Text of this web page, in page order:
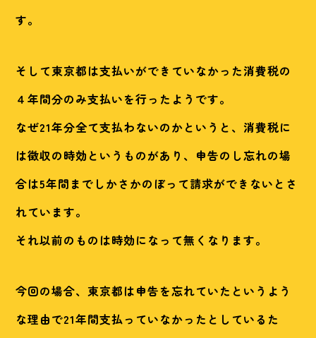
す。
そして東京都は支払いができていなかった消費税の
４年間分のみ支払いを行ったようです。
なぜ21年分全て支払わないのかというと、消費税に
は徴収の時効というものがあり、申告のし忘れの場
合は5年間までしかさかのぼって請求ができないとさ
れています。
それ以前のものは時効になって無くなります。
今回の場合、東京都は申告を忘れていたというよう
な理由で21年間支払っていなかったとしているた